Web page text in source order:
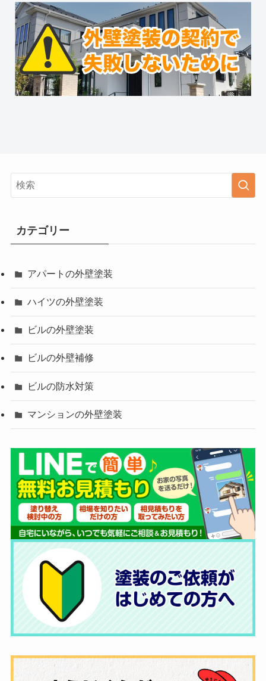
カテゴリー
アパートの外壁塗装
ハイツの外壁塗装
ビルの外壁塗装
ビルの外壁補修
ビルの防水対策
マンションの外壁塗装